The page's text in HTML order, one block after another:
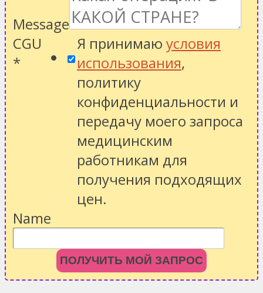
Message
CGU
*
Я принимаю условия
использования,
политику
конфиденциальности и
передачу моего запроса
медицинским
работникам для
получения подходящих
цен.
Name
ПОЛУЧИТЬ МОЙ ЗАПРОС